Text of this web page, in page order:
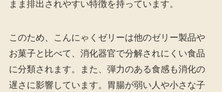
まま排出されやすい特徴を持っています。
このため、こんにゃくゼリーは他のゼリー製品や
お菓子と比べて、消化器官で分解されにくい食品
に分類されます。また、弾力のある食感も消化の
遅さに影響しています。胃腸が弱い人や小さな子